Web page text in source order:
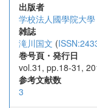
出版者
学校法人國學院大
雑誌
滝川国文 (
巻号頁・発行日
vol.31, pp.18-31,
参考文献数
3